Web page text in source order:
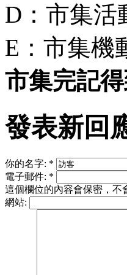
D：市集活
E：市集機
市集完記
發表新回
你的名字: *
電子郵件: *
這個欄位的內容會保密，不
網站: